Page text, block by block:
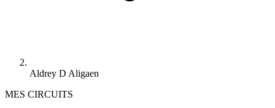
Aldrey D Aligaen
MES CIRCUITS